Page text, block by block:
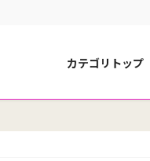
カテゴリトップ